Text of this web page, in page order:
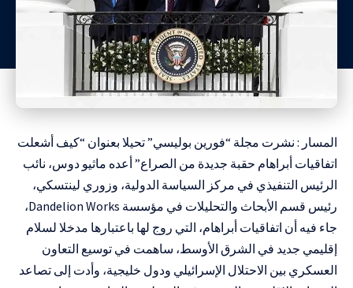
المسار : نشرت مجلة “فورين بوليسي” تحيلا بعنوان “كيف أشعلت
اتفاقيات أبراهام حقبة جديدة من الصراع” أعده ماثيو دوس، نائب
الرئيس التنفيذي في مركز السياسة الدولية، وزوري لينتسكي،
رئيس قسم الأبحاث والتحليلات في مؤسسة Dandelion Works،
جاء فيه أن اتفاقيات أبراهام، التي روج لها باعتبارها مدخلا لسلام
إقليمي جديد في الشرق الأوسط، ساهمت في توسيع التعاون
العسكري بين الاحتلال الإسرائيلي ودول خليجية، وأدت إلى تصاعد